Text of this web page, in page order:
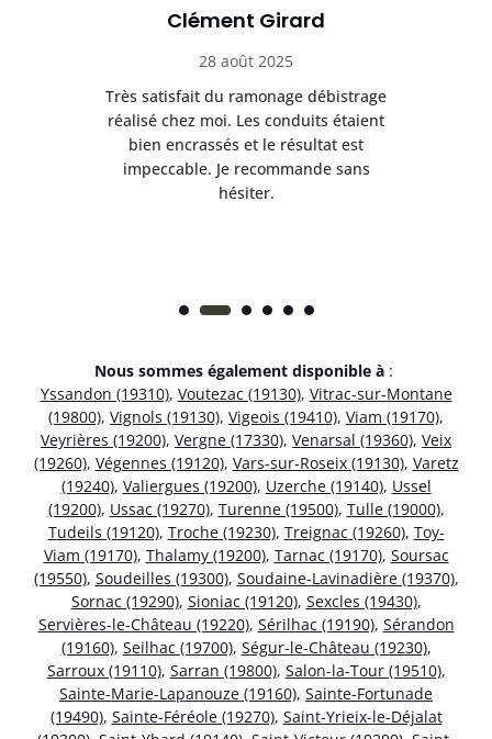
Clément Girard
28 août 2025
Très satisfait du ramonage débistrage
réalisé chez moi. Les conduits étaient
bien encrassés et le résultat est
impeccable. Je recommande sans
hésiter.
Nous sommes également disponible à :
Yssandon (19310), Voutezac (19130), Vitrac-sur-Montane
(19800), Vignols (19130), Vigeois (19410), Viam (19170),
Veyrières (19200), Vergne (17330), Venarsal (19360), Veix
(19260), Végennes (19120), Vars-sur-Roseix (19130), Varetz
(19240), Valiergues (19200), Uzerche (19140), Ussel
(19200), Ussac (19270), Turenne (19500), Tulle (19000),
Tudeils (19120), Troche (19230), Treignac (19260), Toy-
Viam (19170), Thalamy (19200), Tarnac (19170), Soursac
(19550), Soudeilles (19300), Soudaine-Lavinadière (19370),
Sornac (19290), Sioniac (19120), Sexcles (19430),
Servières-le-Château (19220), Sérilhac (19190), Sérandon
(19160), Seilhac (19700), Ségur-le-Château (19230),
Sarroux (19110), Sarran (19800), Salon-la-Tour (19510),
Sainte-Marie-Lapanouze (19160), Sainte-Fortunade
(19490), Sainte-Féréole (19270), Saint-Yrieix-le-Déjalat